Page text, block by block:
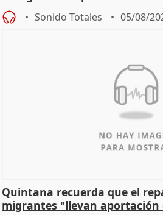
Sonido Totales 05/08/
Quintana recuerda que el
migrantes "llevan aportación